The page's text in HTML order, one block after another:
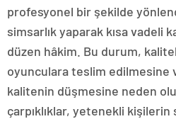
profesyonel bir şekilde
simsarlık yaparak kısa vadeli
düzen hâkim. Bu durum,
oyunculara teslim edilmesine
kalitenin düşmesine neden
çarpıklıklar, yetenekli